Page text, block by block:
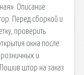
Описание
Перед сборкой и
проверить
окна после.
розничных и
штор на заказ